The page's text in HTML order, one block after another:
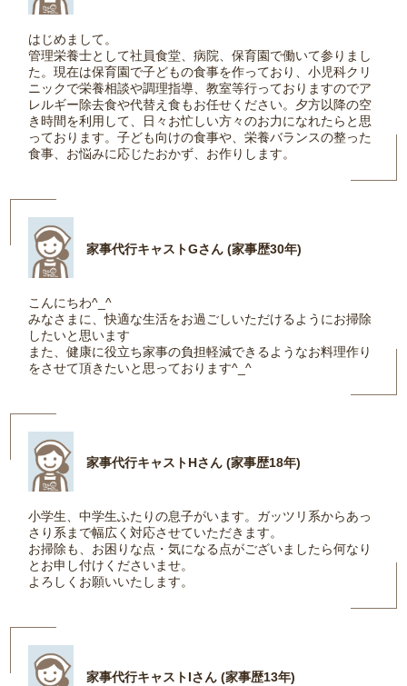
はじめまして。
管理栄養士として社員食堂、病院、保育園で働いて参りまし
た。現在は保育園で子どもの食事を作っており、小児科クリ
ニックで栄養相談や調理指導、教室等行っておりますのでア
レルギー除去食や代替え食もお任せください。夕方以降の空
き時間を利用して、日々お忙しい方々のお力になれたらと思
っております。子ども向けの食事や、栄養バランスの整った
食事、お悩みに応じたおかず、お作りします。
家事代行キャストGさん (家事歴30年)
こんにちわ^_^
みなさまに、快適な生活をお過ごしいただけるようにお掃除
したいと思います
また、健康に役立ち家事の負担軽減できるようなお料理作り
をさせて頂きたいと思っております^_^
家事代行キャストHさん (家事歴18年)
小学生、中学生ふたりの息子がいます。ガッツリ系からあっ
さり系まで幅広く対応させていただきます。
お掃除も、お困りな点・気になる点がございましたら何なり
とお申し付けくださいませ。
よろしくお願いいたします。
家事代行キャストIさん (家事歴13年)